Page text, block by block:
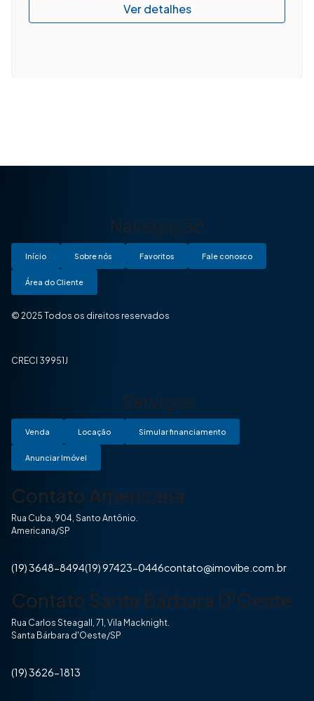
Navegação
Início Sobre nós Favoritos Fale conosco
Área do Cliente
© 2025 Todos os direitos reservados
CRECI 39951J
Serviços
Venda Locação Simular financiamento
Anunciar Imóvel
Contato Americana
Rua Cuba, 904, Santo Antônio.
Americana/SP
(19) 3648-8494(19) 97423-0446contato@imovibe.com.br
Contato Santa Bárbara D'Oeste
Rua Carlos Steagall, 71, Vila Macknight.
Santa Bárbara d'Oeste/SP
(19) 3626-1813